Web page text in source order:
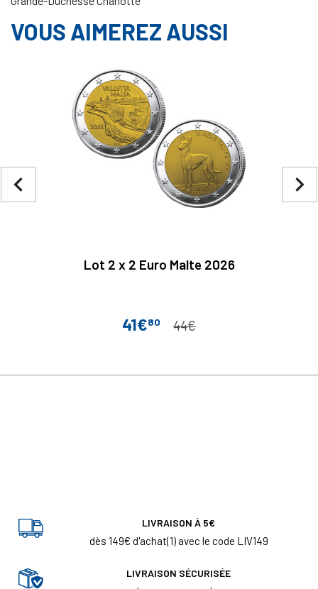
VOUS AIMEREZ AUSSI
Lot 2 x 2 Euro Malte 2026
Prix
41€80 Prix de base
44€
navigate_next
navigate_before
LIVRAISON À 5€
dès 149€ d'achat(1) avec le code LIV149
LIVRAISON SÉCURISÉE